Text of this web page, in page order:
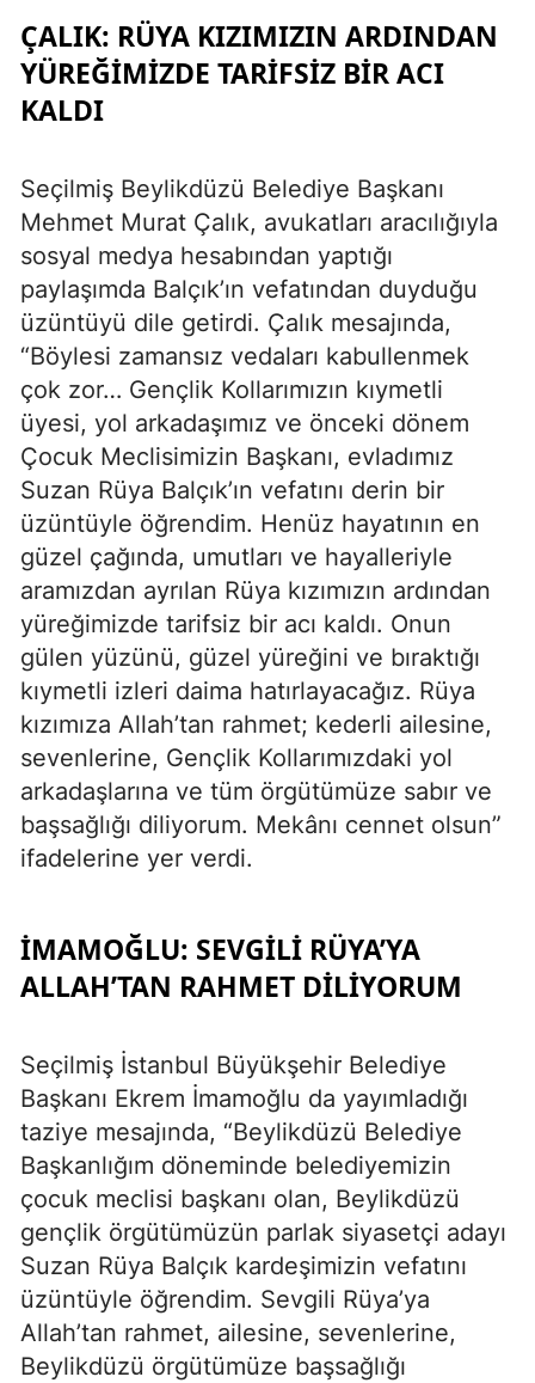
ÇALIK: RÜYA KIZIMIZIN ARDINDAN
YÜREĞIMIZDE TARIFSIZ BIR ACI
KALDI
Seçilmiş Beylikdüzü Belediye Başkanı
Mehmet Murat Çalık, avukatları aracılığıyla
sosyal medya hesabından yaptığı
paylaşımda Balçık’ın vefatından duyduğu
üzüntüyü dile getirdi. Çalık mesajında,
“Böylesi zamansız vedaları kabullenmek
çok zor… Gençlik Kollarımızın kıymetli
üyesi, yol arkadaşımız ve önceki dönem
Çocuk Meclisimizin Başkanı, evladımız
Suzan Rüya Balçık’ın vefatını derin bir
üzüntüyle öğrendim. Henüz hayatının en
güzel çağında, umutları ve hayalleriyle
aramızdan ayrılan Rüya kızımızın ardından
yüreğimizde tarifsiz bir acı kaldı. Onun
gülen yüzünü, güzel yüreğini ve bıraktığı
kıymetli izleri daima hatırlayacağız. Rüya
kızımıza Allah’tan rahmet; kederli ailesine,
sevenlerine, Gençlik Kollarımızdaki yol
arkadaşlarına ve tüm örgütümüze sabır ve
başsağlığı diliyorum. Mekânı cennet olsun”
ifadelerine yer verdi.
İMAMOĞLU: SEVGILI RÜYA’YA
ALLAH’TAN RAHMET DILIYORUM
Seçilmiş İstanbul Büyükşehir Belediye
Başkanı Ekrem İmamoğlu da yayımladığı
taziye mesajında, “Beylikdüzü Belediye
Başkanlığım döneminde belediyemizin
çocuk meclisi başkanı olan, Beylikdüzü
gençlik örgütümüzün parlak siyasetçi adayı
Suzan Rüya Balçık kardeşimizin vefatını
üzüntüyle öğrendim. Sevgili Rüya’ya
Allah’tan rahmet, ailesine, sevenlerine,
Beylikdüzü örgütümüze başsağlığı